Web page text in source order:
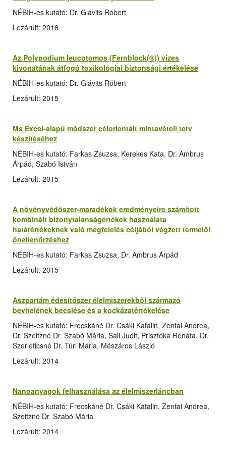
NÉBIH-es kutató: Dr. Glávits Róbert
Lezárult: 2016
Az Polypodium leucotomos (Fernblock(®)) vizes
kivonatának átfogó toxikológiai biztonsági értékelése
NÉBIH-es kutató: Dr. Glávits Róbert
Lezárult: 2015
Ms Excel-alapú módszer célorientált mintavételi terv
készítéséhez
NÉBIH-es kutató: Farkas Zsuzsa, Kerekes Kata, Dr. Ambrus
Árpád, Szabó István
Lezárult: 2015
A növényvédőszer-maradékok eredményeire számított
kombinált bizonytalanságértékek használata
határértékeknek való megfelelés céljából végzett termelői
önellenőrzéshez
NÉBIH-es kutató: Farkas Zsuzsa, Dr. Ambrus Árpád
Lezárult: 2015
Aszpartám édesítőszer élelmiszerekből származó
bevitelének becslése és a kockázatértékelése
NÉBIH-es kutató: Frecskáné Dr. Csáki Katalin, Zentai Andrea,
Dr. Szeitzné Dr. Szabó Mária, Sali Judit, Prisztóka Renáta, Dr.
Szerleticsné Dr. Túri Mária, Mészáros László
Lezárult: 2014
Nanoanyagok felhasználása az élelmiszerláncban
NÉBIH-es kutató: Frecskáné Dr. Csáki Katalin, Zentai Andrea,
Szeitzné Dr. Szabó Mária
Lezárult: 2014